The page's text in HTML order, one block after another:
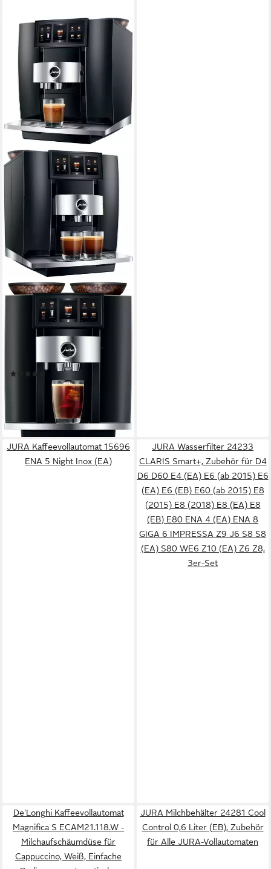
JURA
Kaffeevollautomat 15478
GIGA 10 (EA)
Bohnenkapazität
Pumpendruck
Touch-Bedienung Bedienung
(10)
2.779,00 € UVP2.999,00 €
mtl. in 48 Raten
lieferbar in 3 Wochen
JURA Kaffeevollautomat 15696
ENA 5 Night Inox (EA)
JURA Wasserfilter 24233
CLARIS Smart+, Zubehör für D4
D6 D60 E4 (EA) E6 (ab 2015) E6
(EA) E6 (EB) E60 (ab 2015) E8
(2015) E8 (2018) E8 (EA) E8
(EB) E80 ENA 4 (EA) ENA 8
GIGA 6 IMPRESSA Z9 J6 S8 S8
(EA) S80 WE6 Z10 (EA) Z6 Z8,
3er-Set
De'Longhi Kaffeevollautomat
Magnifica S ECAM21.118.W -
Milchaufschäumdüse für
Cappuccino, Weiß, Einfache
JURA Milchbehälter 24281 Cool
Control 0,6 Liter (EB), Zubehör
für Alle JURA-Vollautomaten